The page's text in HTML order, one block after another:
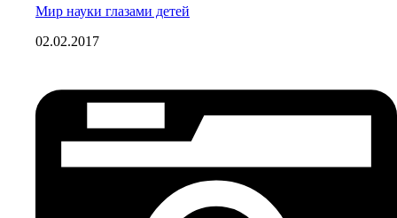
Мир науки глазами детей
02.02.2017